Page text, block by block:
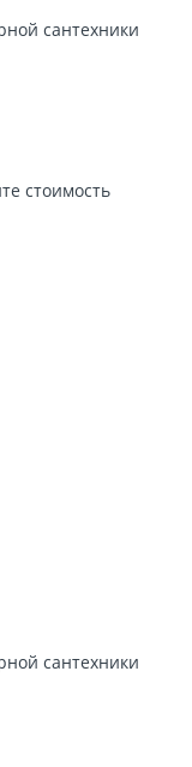
стоимость